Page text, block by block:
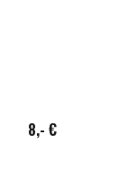
8,- €